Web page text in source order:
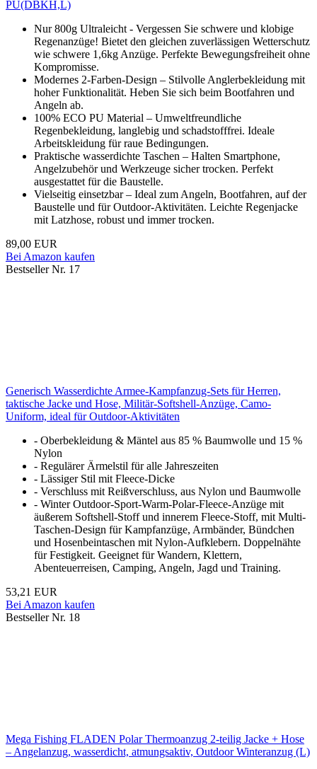
PU(DBKH,L)
Nur 800g Ultraleicht - Vergessen Sie schwere und klobige
Regenanzüge! Bietet den gleichen zuverlässigen Wetterschutz
wie schwere 1,6kg Anzüge. Perfekte Bewegungsfreiheit ohne
Kompromisse.
Modernes 2-Farben-Design – Stilvolle Anglerbekleidung mit
hoher Funktionalität. Heben Sie sich beim Bootfahren und
Angeln ab.
100% ECO PU Material – Umweltfreundliche
Regenbekleidung, langlebig und schadstofffrei. Ideale
Arbeitskleidung für raue Bedingungen.
Praktische wasserdichte Taschen – Halten Smartphone,
Angelzubehör und Werkzeuge sicher trocken. Perfekt
ausgestattet für die Baustelle.
Vielseitig einsetzbar – Ideal zum Angeln, Bootfahren, auf der
Baustelle und für Outdoor-Aktivitäten. Leichte Regenjacke
mit Latzhose, robust und immer trocken.
89,00 EUR
Bei Amazon kaufen
Bestseller Nr. 17
Generisch Wasserdichte Armee-Kampfanzug-Sets für Herren,
taktische Jacke und Hose, Militär-Softshell-Anzüge, Camo-
Uniform, ideal für Outdoor-Aktivitäten
- Oberbekleidung & Mäntel aus 85 % Baumwolle und 15 %
Nylon
- Regulärer Ärmelstil für alle Jahreszeiten
- Lässiger Stil mit Fleece-Dicke
- Verschluss mit Reißverschluss, aus Nylon und Baumwolle
- Winter Outdoor-Sport-Warm-Polar-Fleece-Anzüge mit
äußerem Softshell-Stoff und innerem Fleece-Stoff, mit Multi-
Taschen-Design für Kampfanzüge, Armbänder, Bündchen
und Hosenbeintaschen mit Nylon-Aufklebern. Doppelnähte
für Festigkeit. Geeignet für Wandern, Klettern,
Abenteuerreisen, Camping, Angeln, Jagd und Training.
53,21 EUR
Bei Amazon kaufen
Bestseller Nr. 18
Mega Fishing FLADEN Polar Thermoanzug 2-teilig Jacke + Hose
– Angelanzug, wasserdicht, atmungsaktiv, Outdoor Winteranzug (L)